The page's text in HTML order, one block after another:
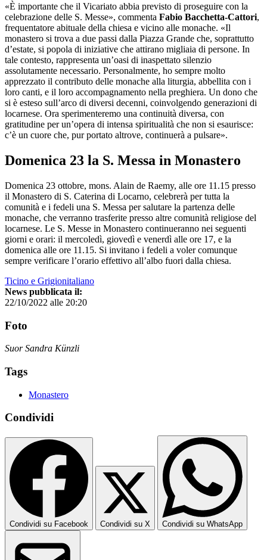
«È importante che il Vicariato abbia previsto di proseguire con la
celebrazione delle S. Messe», commenta Fabio Bacchetta-Cattori,
frequentatore abituale della chiesa e vicino alle monache. «Il
monastero si trova a due passi dalla Piazza Grande che, soprattutto
d’estate, si popola di iniziative che attirano migliaia di persone. In
tale contesto, rappresenta un’oasi di inaspettato silenzio
assolutamente necessario. Personalmente, ho sempre molto
apprezzato il contributo delle monache alla liturgia, abbellita con i
loro canti, e il loro accompagnamento nella preghiera. Un dono che
si è esteso sull’arco di diversi decenni, coinvolgendo generazioni di
locarnese. Ora sperimenteremo una continuità diversa, con
gratitudine per un’opera di intensa spiritualità che non si esaurisce:
c’è un cuore che, pur portato altrove, continuerà a pulsare».
Domenica 23 la S. Messa in Monastero
Domenica 23 ottobre, mons. Alain de Raemy, alle ore 11.15 presso
il Monastero di S. Caterina di Locarno, celebrerà per tutta la
comunità e i fedeli una S. Messa per salutare la partenza delle
monache, che verranno trasferite presso altre comunità religiose del
locarnese. Le S. Messe in Monastero continueranno nei seguenti
giorni e orari: il mercoledì, giovedì e venerdì alle ore 17, e la
domenica alle ore 11.15. Si invitano i fedeli a voler comunque
sempre verificare l’orario effettivo all’albo fuori dalla chiesa.
Ticino e Grigionitaliano
News pubblicata il:
22/10/2022 alle 20:20
Foto
Suor Sandra Künzli
Tags
Monastero
Condividi
Condividi su Facebook Condividi su X Condividi su WhatsApp